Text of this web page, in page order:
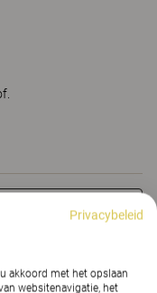
Ja
Privacybeleid
akkoord met het opslaan
websitenavigatie, het